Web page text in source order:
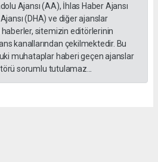
Ajansı (AA), İhlas Haber Ajansı
(DHA) ve diğer ajanslar
sitemizin editörlerinin
kanallarından çekilmektedir. Bu
muhataplar haberi geçen ajanslar
sorumlu tutulamaz...